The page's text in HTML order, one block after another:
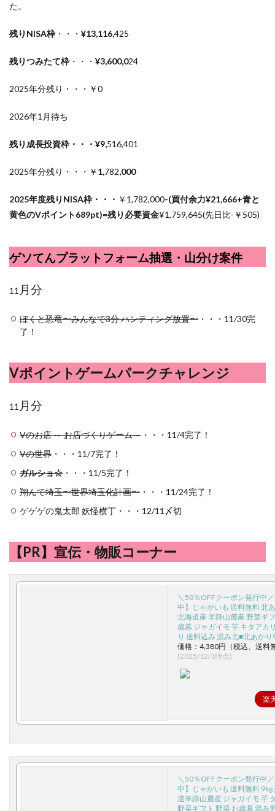
た。
残りNISA枠 ・・・ ¥13,116,425
残りつみたて枠 ・・・ ¥3,600,024
2025年分残り・・・￥0
2026年1月待ち
残り成長投資枠・・・¥9,516,401
2025年分残り・・・￥ 1,782,000
2025年度残りNISA枠・・・ ￥1,782,000-(買付余力¥21,666+青と
黄色のVポイント689pt)=残り必要資金¥1,759,645(先日比-￥505)
ゲソてんプラットフォーム抽選・山分け案件
11 月分
ぼくと恐竜〜みんなで3分 ハンティング放置〜 ・・・11/30完
了！
Vポイントゲームパークチャレンジ
11 月分
Vのお店 ～ お店づくりゲーム～ ・・・11/4完了！
Vの世界 ・・・11/7完了！
ガルショ☆ ・・・11/5完了！
翔んで埼玉〜世界埼玉化計画〜 ・・・11/24完了！
ゲゲゲの鬼太郎 妖怪横丁・・・12/11〆切
【PR】宣伝・物販コーナー
＼50％OFFクーポン発行中
中】じゃがいも 送料無料 北
北海道産 羊蹄山麓産 野菜ギ
歳暮 ジャガイモ 芋 キタアカ
り 送料込み 混み北■北あかり
価格：4,380円（税込、送料
(2025/12/1時点)
楽
＼50％OFFクーポン発行中
中】じゃがいも 送料無料 9kg
道羊蹄山麓産 ジャガイモ 芋
野菜ギフト 野菜 お歳暮 混み